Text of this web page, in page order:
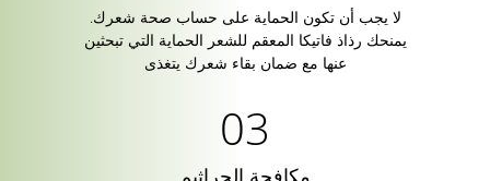
لا يجب أن تكون الحماية على حساب صحة شعرك.
يمنحك رذاذ فاتيكا المعقم للشعر الحماية التي تبحثين
عنها مع ضمان بقاء شعرك يتغذى